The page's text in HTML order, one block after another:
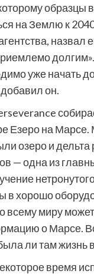
образцы
на Землю к
назвал
уже начать
он.
Езеро на
озеро и дельта
— одна из
в хорошо
всему миру
о Марсе.
ли там жизнь
время